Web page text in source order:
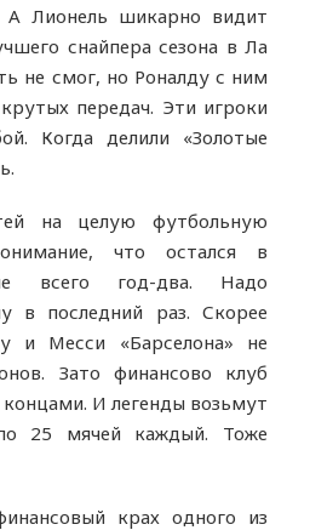
Лионель шикарно видит
снайпера сезона в Ла
не смог, но Роналду с ним
передач. Эти игроки
Когда делили «Золотые
на целую футбольную
что остался в
всего год-два. Надо
в последний раз. Скорее
и Месси «Барселона» не
Зато финансово клуб
И легенды возьмут
25 мячей каждый. Тоже
крах одного из